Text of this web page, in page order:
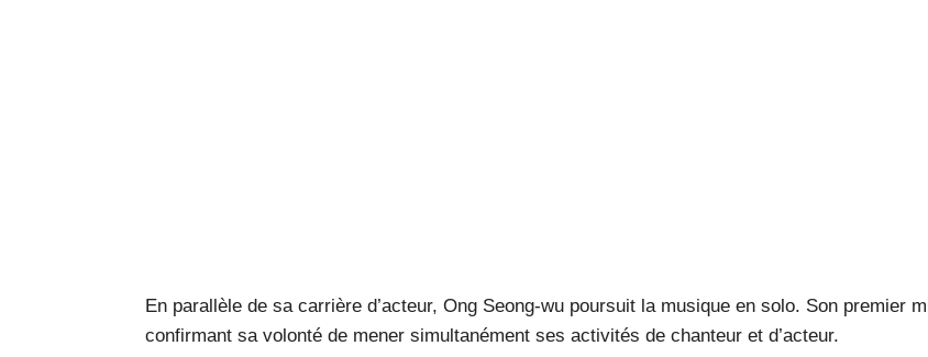
En parallèle de sa carrière d’acteur, Ong Seong-wu poursuit la musique en solo. Son premier
confirmant sa volonté de mener simultanément ses activités de chanteur et d’acteur.